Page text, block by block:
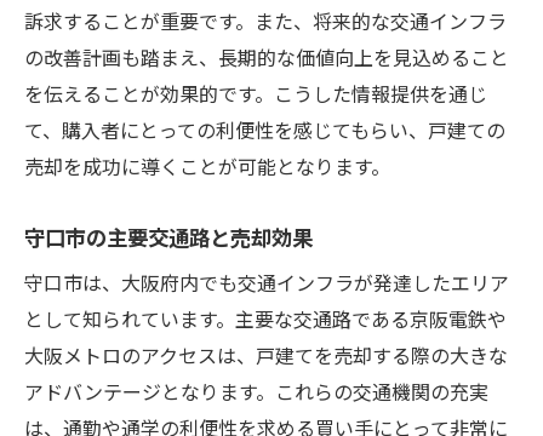
地域の特色を売却プロセスに反映させる
守口市独自の文化と住宅需要の関係
地域の発展状況を売却に活用する方法
地域住民のニーズと物件の適合性
スムーズな売却を実現するための地元情報
守口市の市場動向を読み解く戸建て売却の賢い
方法
市場動向を把握するためのデータ収集法
守口市の不動産価格推移と売却戦略
ライバル物件との差別化ポイント
訴求することが重要です。また、将来的な交通インフラ
の改善計画も踏まえ、長期的な価値向上を見込めること
を伝えることが効果的です。こうした情報提供を通じ
て、購入者にとっての利便性を感じてもらい、戸建ての
売却を成功に導くことが可能となります。
守口市の主要交通路と売却効果
守口市は、大阪府内でも交通インフラが発達したエリア
として知られています。主要な交通路である京阪電鉄や
大阪メトロのアクセスは、戸建てを売却する際の大きな
アドバンテージとなります。これらの交通機関の充実
は、通勤や通学の利便性を求める買い手にとって非常に